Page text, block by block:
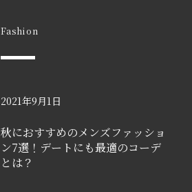
Fashion
2021年9月1日
秋におすすめのメンズファッショ
ン7選！デートにも最適のコーデ
とは？